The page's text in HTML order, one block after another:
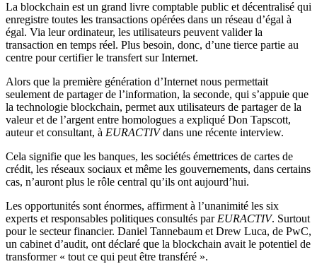
La blockchain est un grand livre comptable public et décentralisé qui
enregistre toutes les transactions opérées dans un réseau d’égal à
égal. Via leur ordinateur, les utilisateurs peuvent valider la
transaction en temps réel. Plus besoin, donc, d’une tierce partie au
centre pour certifier le transfert sur Internet.
Alors que la première génération d’Internet nous permettait
seulement de partager de l’information, la seconde, qui s’appuie que
la technologie blockchain, permet aux utilisateurs de partager de la
valeur et de l’argent entre homologues a expliqué Don Tapscott,
auteur et consultant, à EURACTIVdans une récente interview.
Cela signifie que les banques, les sociétés émettrices de cartes de
crédit, les réseaux sociaux et même les gouvernements, dans certains
cas, n’auront plus le rôle central qu’ils ont aujourd’hui.
Les opportunités sont énormes, affirment à l’unanimité les six
experts et responsables politiques consultés par EURACTIV. Surtout
pour le secteur financier. Daniel Tannebaum et Drew Luca, de PwC,
un cabinet d’audit, ont déclaré que la blockchain avait le potentiel de
transformer « tout ce qui peut être transféré ».